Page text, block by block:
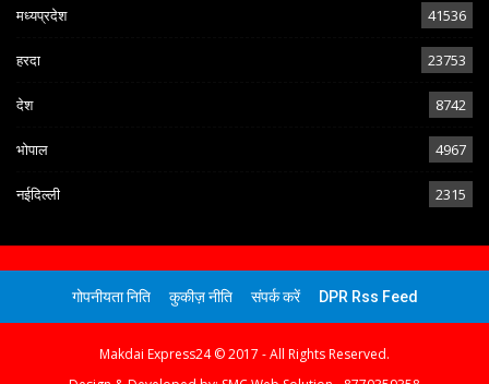
मध्यप्रदेश 41536
हरदा 23753
देश 8742
भोपाल 4967
नईदिल्ली 2315
गोपनीयता निति कुकीज़ नीति संपर्क करें DPR Rss Feed
Makdai Express24 © 2017 - All Rights Reserved.